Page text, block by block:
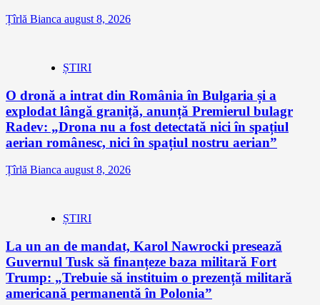
Țîrlă Bianca august 8, 2026
ȘTIRI
O dronă a intrat din România în Bulgaria și a
explodat lângă graniță, anunță Premierul bulagr
Radev: „Drona nu a fost detectată nici în spațiul
aerian românesc, nici în spațiul nostru aerian”
Țîrlă Bianca august 8, 2026
ȘTIRI
La un an de mandat, Karol Nawrocki presează
Guvernul Tusk să finanțeze baza militară Fort
Trump: „Trebuie să instituim o prezență militară
americană permanentă în Polonia”